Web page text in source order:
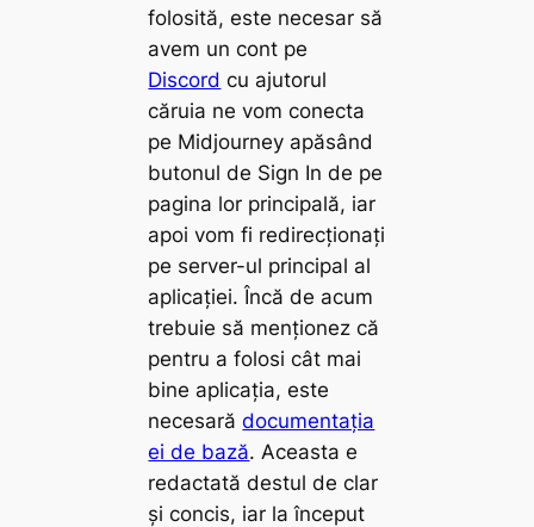
folosită, este necesar să
avem un cont pe
Discord cu ajutorul
căruia ne vom conecta
pe Midjourney apăsând
butonul de Sign In de pe
pagina lor principală, iar
apoi vom fi redirecționați
pe server-ul principal al
aplicației. Încă de acum
trebuie să menționez că
pentru a folosi cât mai
bine aplicația, este
necesarădocumentația
ei de bază. Aceasta e
redactată destul de clar
și concis, iar la început